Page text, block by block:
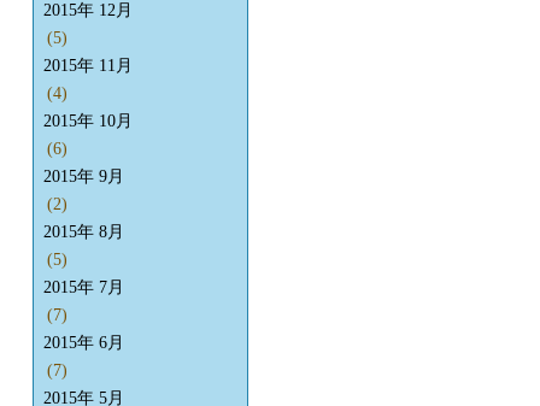
2015年 12月
(5)
2015年 11月
(4)
2015年 10月
(6)
2015年 9月
(2)
2015年 8月
(5)
2015年 7月
(7)
2015年 6月
(7)
2015年 5月